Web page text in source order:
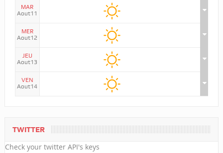
MAR
Aout11
MER
Aout12
JEU
Aout13
VEN
Aout14
TWITTER
Check your twitter API's keys